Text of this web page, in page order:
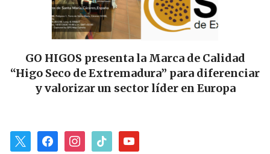
GO HIGOS presenta la Marca de Calidad
“Higo Seco de Extremadura” para diferenciar
y valorizar un sector líder en Europa
facebookinstagram
tiktok youtube